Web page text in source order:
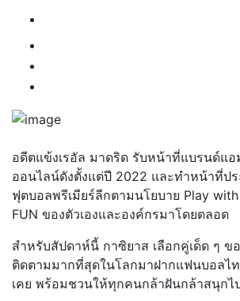
อดีตแข้งเรอัล มาดริด รับหน้าที่แบรนด์แอ
ออนไลน์ดังตั้งแต่ปี 2022 และทำหน้าที่ป
ฟุตบอลพรีเมียร์ลีกตามนโยบาย Play
FUN ของตัวเองและองค์กรมาโดยตลอด
สำหรับสัปดาห์นี้ กาซิยาส เลือกคู่เด็ด ๆ
ติดตามมากที่สุดในโลกมาฝากแฟนบอลไ
เคย พร้อมชวนให้ทุกคนกล้าฝันกล้าสนุกไ